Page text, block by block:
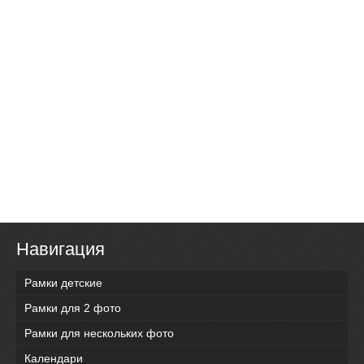
Навигация
Рамки детские
Рамки для 2 фото
Рамки для нескольких фото
Календари